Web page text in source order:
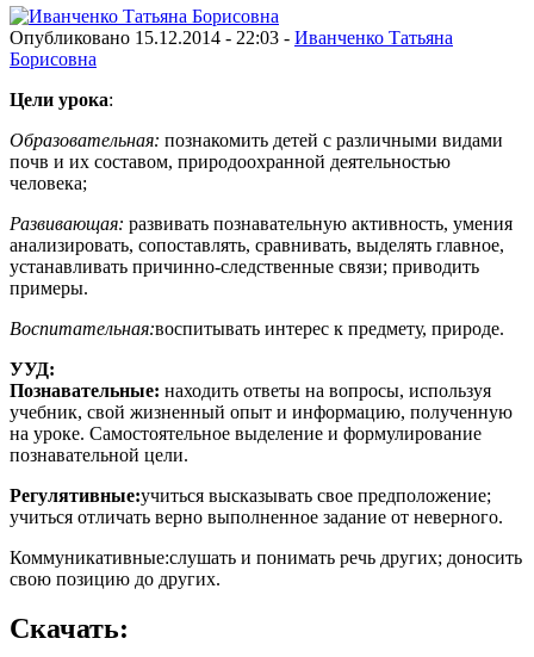
Опубликовано 15.12.2014 - 22:03 - Иванченко Татьяна
Борисовна
Цели урока:
Образовательная: познакомить детей с различными видами
почв и их составом, природоохранной деятельностью
человека;
Развивающая: развивать познавательную активность, умения
анализировать, сопоставлять, сравнивать, выделять главное,
устанавливать причинно-следственные связи; приводить
примеры.
Воспитательная:воспитывать интерес к предмету, природе.
УУД:
Познавательные: находить ответы на вопросы, используя
учебник, свой жизненный опыт и информацию, полученную
на уроке. Самостоятельное выделение и формулирование
познавательной цели.
Регулятивные:учиться высказывать свое предположение;
учиться отличать верно выполненное задание от неверного.
Коммуникативные:слушать и понимать речь других; доносить
свою позицию до других.
Скачать: